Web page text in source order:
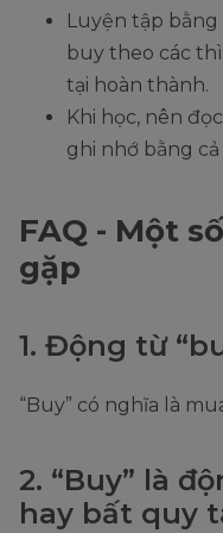
Luyện tập
buy theo các
tại hoàn thành.
Khi học, nên
ghi nhớ bằng cả
FAQ - Một
gặp
1. Động từ
“Buy” có nghĩa là
2. “Buy” là
hay bất quy